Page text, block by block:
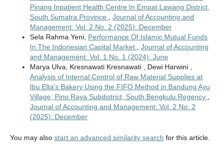
Pinang Inpatient Health Centre In Empat Lawang District,
South Sumatra Province , Journal of Accounting and
Management: Vol. 2 No. 2 (2025): December
Sela Rahma Yeni, Performance Of Islamic Mutual Funds
In The Indonesian Capital Market , Journal of Accounting
and Management: Vol. 1 No. 1 (2024): June
Marya Ulva, Kresnawati Kresnawati , Dewi Harwini ,
Analysis of Internal Control of Raw Material Supplies at
Ibu Elta's Bakery Using the FIFO Method in Bandung Ayu
Village, Pino Raya Subdistrict, South Bengkulu Regency ,
Journal of Accounting and Management: Vol. 2 No. 2
(2025): December
You may also start an advanced similarity search for this article.